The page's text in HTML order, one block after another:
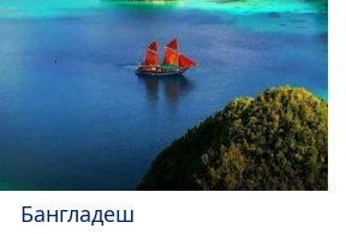
Бангладеш